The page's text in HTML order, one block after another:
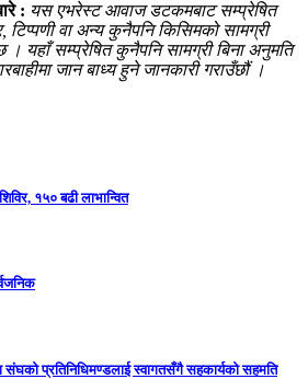
: यस एभरेस्ट आवाज डटकमबाट सम्प्रेषित
वा अन्य कुनैपनि किसिमको सामग्री
छ । यहाँ सम्प्रेषित कुनैपनि सामग्री बिना अनुमति
जान बाध्य हुने जानकारी गराउँछौं ।
१५० बढी लाभान्वित
संघको प्रतिनिधिमण्डलाई स्वागतसँगै सहकार्यको सहमति